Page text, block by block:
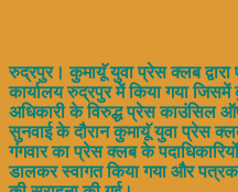
रुद्रपुर। कुमायूॅ युवा प्रेस क्लब
कार्यालय रुद्रपुर में किया गया जिसमें
अधिकारी के विरुद्ध प्रेस काउंसिल
सुनवाई के दौरान कुमायूॅ युवा प्रेस
गंगवार का प्रेस क्लब के
डालकर स्वागत किया गया और